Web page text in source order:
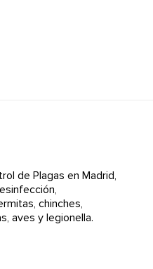
de Plagas en Madrid,
chinches,
aves y legionella.